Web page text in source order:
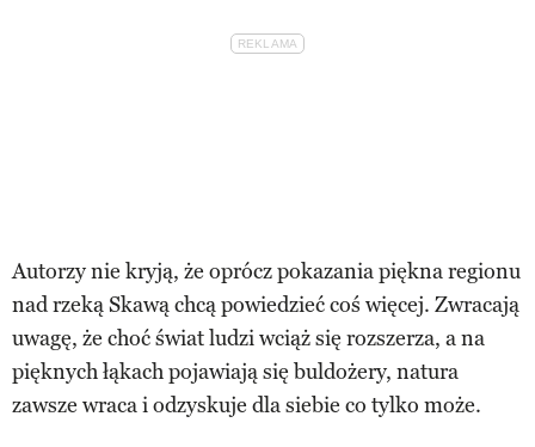
Autorzy nie kryją, że oprócz pokazania piękna regionu
nad rzeką Skawą chcą powiedzieć coś więcej. Zwracają
uwagę, że choć świat ludzi wciąż się rozszerza, a na
pięknych łąkach pojawiają się buldożery, natura
zawsze wraca i odzyskuje dla siebie co tylko może.